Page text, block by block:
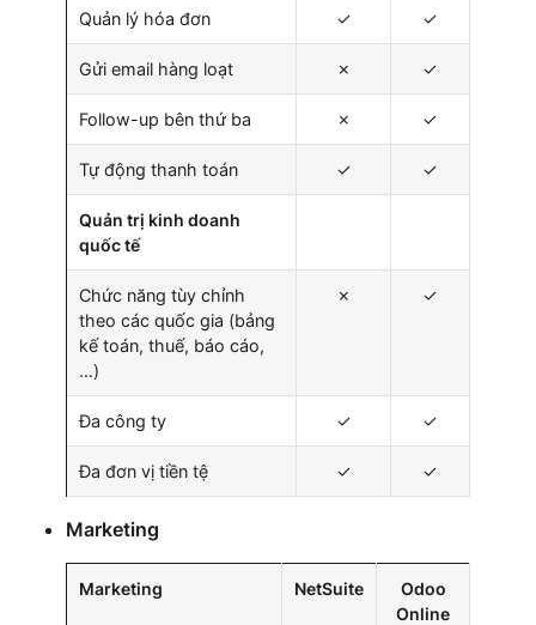
Quản lý hóa đơn ✓ ✓
Gửi email hàng loạt ✗ ✓
Follow-up bên thứ ba ✗ ✓
Tự động thanh toán ✓ ✓
Quản trị kinh doanh
quốc tế
Chức năng tùy chỉnh
theo các quốc gia (bảng
kế toán, thuế, báo cáo,
…)
✗ ✓
Đa công ty ✓ ✓
Đa đơn vị tiền tệ ✓ ✓
Marketing
Marketing NetSuite
Odoo
Online